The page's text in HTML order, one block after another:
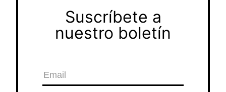
Suscríbete a
nuestro boletín